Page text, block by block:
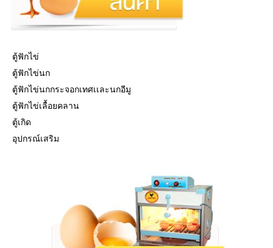
ตู้ฟักไข่
ตู้ฟักไข่นก
ตู้ฟักไข่นกกระจอกเทศเเละนกอีมู
ตู้ฟักไข่เลื้อยคลาน
ตู้เกิด
อุปกรณ์เสริม